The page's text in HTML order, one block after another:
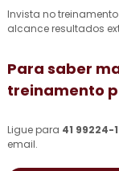
Invista no
alcance resultados
Para saber
treinamento
Ligue para 41 99224-
email.